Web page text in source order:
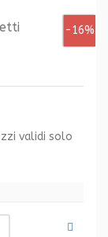
-16%
validi solo